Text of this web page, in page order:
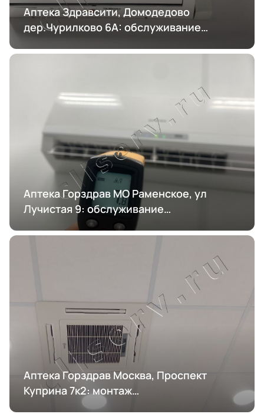
Аптека Здравсити, Домодедово
дер.Чурилково 6А: обслуживание
Аптека Горздрав МО Раменское, ул
Лучистая 9: обслуживание
кондиционирования
Аптека Горздрав Москва, Проспект
Куприна 7к2: монтаж
кондиционирования